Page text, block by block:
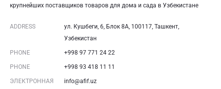
крупнейших поставщиков товаров для дома и сада в Узбекистане
ADDRESS
ул. Кушбеги, 6, Блок 8A, 100117, Ташкент,
Узбекистан
PHONE +998 97 771 24 22
PHONE +998 93 418 11 11
ЭЛЕКТРОННАЯ
info@afif.uz